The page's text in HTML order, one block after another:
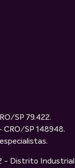
SP 79.422.
SP 148948.
- Distrito Industrial